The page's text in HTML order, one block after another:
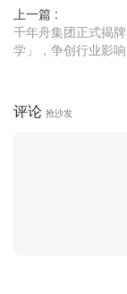
上一篇 :
千年舟集团正式揭
学」，争创行业影
评论 抢沙发